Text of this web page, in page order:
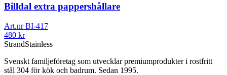
Billdal extra pappershållare
Art.nrBI-417
480 kr
StrandStainless
Svenskt familjeföretag som utvecklar premiumprodukter i rostfritt
stål 304 för kök och badrum. Sedan 1995.